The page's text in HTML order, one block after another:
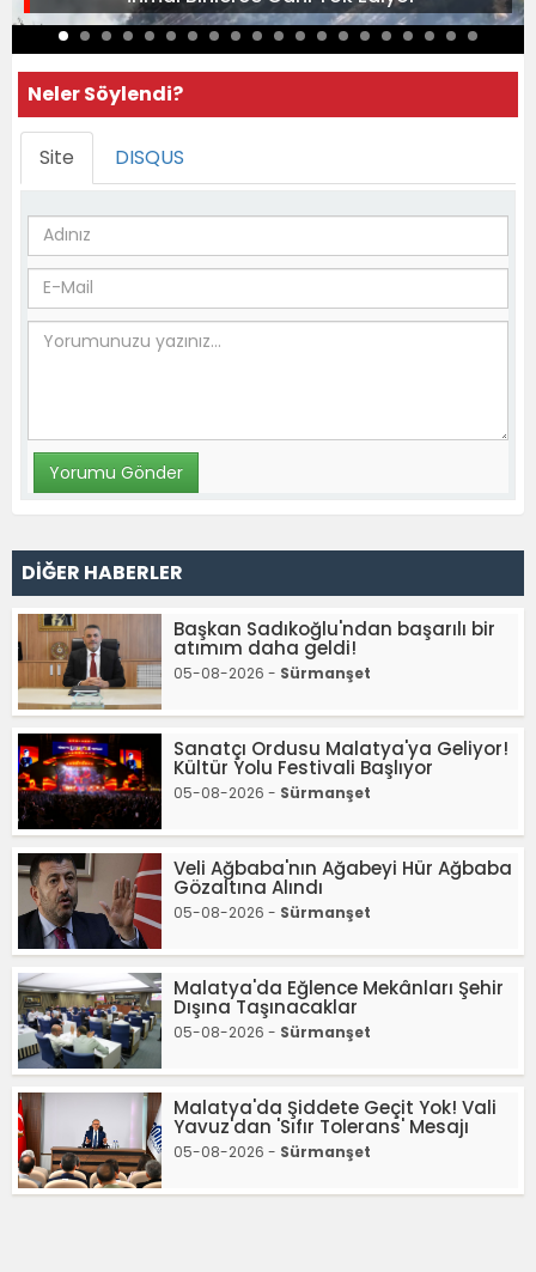
Neler Söylendi?
Site DISQUS
DİĞER HABERLER
Başkan Sadıkoğlu'ndan başarılı bir
atımım daha geldi!
05-08-2026 - Sürmanşet
Sanatçı Ordusu Malatya'ya Geliyor!
Kültür Yolu Festivali Başlıyor
05-08-2026 - Sürmanşet
Veli Ağbaba'nın Ağabeyi Hür Ağbaba
Gözaltına Alındı
05-08-2026 - Sürmanşet
Malatya'da Eğlence Mekânları Şehir
Dışına Taşınacaklar
05-08-2026 - Sürmanşet
Malatya'da Şiddete Geçit Yok! Vali
Yavuz'dan 'Sıfır Tolerans' Mesajı
05-08-2026 - Sürmanşet